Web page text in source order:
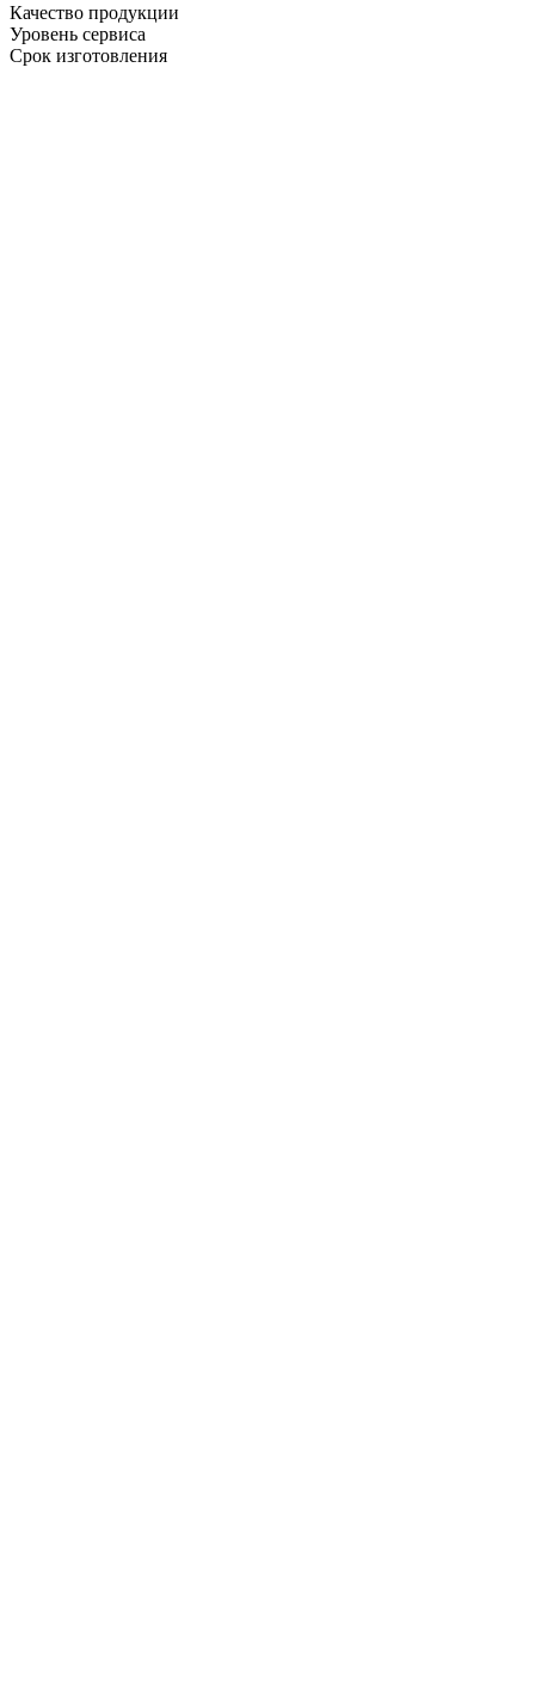
Качество продукции
Уровень сервиса
Срок изготовления